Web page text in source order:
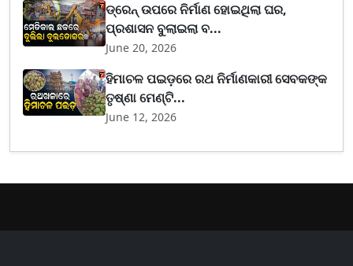
ଡ୍ରେନ୍ ଉପରେ ନିର୍ମାଣ ହୋଇଥିଲା ଘର,
ପ୍ରଶାସନ ବୁଲାଇଲା ବ...
June 20, 2026
ହିମାଚଳ ପଇଡ଼ରେ ରଥ ନିର୍ମାଣକାରୀ ସେବକଙ୍କ
ତୃଷ୍ଣା ମେଣ୍ଟି...
June 12, 2026